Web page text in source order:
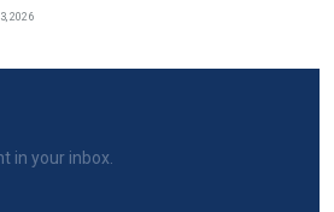
2026
in your inbox.